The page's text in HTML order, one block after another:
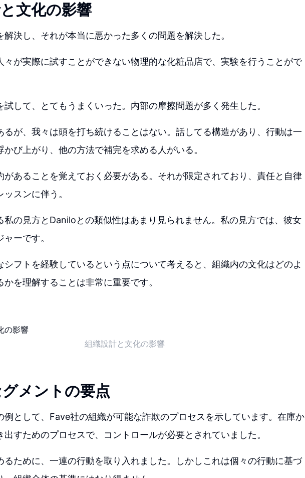
文化の影響
解決し、それが本当に悪かった多くの問題を解決した。
々が実際に試すことができない物理的な化粧品店で、実験を行うことがで
試して、とてもうまくいった。内部の摩擦問題が多く発生した。
るが、我々は頭を打ち続けることはない。話してる構造があり、行動は一
かび上がり、他の方法で補完を求める人がいる。
があることを覚えておく必要がある。それが限定されており、責任と自律
ッスンに伴う。
私の見方とDaniloとの類似性はあまり見られません。私の見方では、彼女
ーです。
シフトを経験しているという点について考えると、組織内の文化はどのよ
かを理解することは非常に重要です。
組織設計と文化の影響
メントの要点
例として、Fave社の組織が可能な詐欺のプロセスを示しています。在庫か
出すためのプロセスで、コントロールが必要とされていました。
るために、一連の行動を取り入れました。しかしこれは個々の行動に基づ